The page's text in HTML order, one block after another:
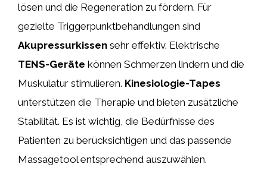
lösen und die Regeneration zu fördern. Für
gezielte Triggerpunktbehandlungen sind
Akupressurkissen sehr effektiv. Elektrische
TENS-Geräte können Schmerzen lindern und die
Muskulatur stimulieren. Kinesiologie-Tapes
unterstützen die Therapie und bieten zusätzliche
Stabilität. Es ist wichtig, die Bedürfnisse des
Patienten zu berücksichtigen und das passende
Massagetool entsprechend auszuwählen.